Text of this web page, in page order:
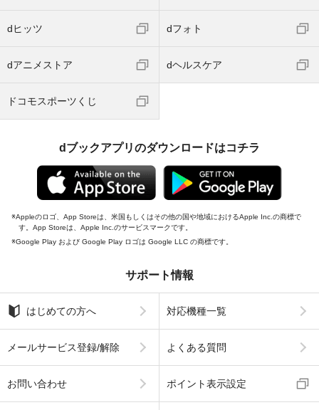
dヒッツ dフォト
dアニメストア dヘルスケア
ドコモスポーツくじ
dブックアプリのダウンロードはコチラ
Appleのロゴ、App Storeは、米国もしくはその他の国や地域におけるApple Inc.の商標で
す。App Storeは、Apple Inc.のサービスマークです。
Google Play および Google Play ロゴは Google LLC の商標です。
サポート情報
はじめての方へ 対応機種一覧
メールサービス登録/解除 よくある質問
お問い合わせ ポイント表示設定